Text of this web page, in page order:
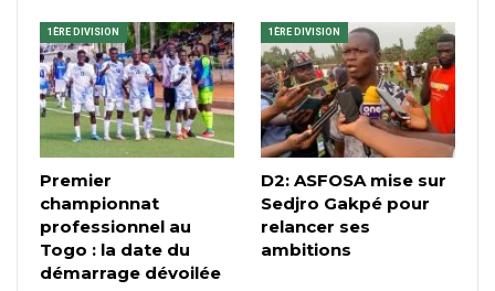
1ÈRE DIVISION
Premier
championnat
professionnel au
Togo : la date du
démarrage dévoilée
1ÈRE DIVISION
D2: ASFOSA mise sur
Sedjro Gakpé pour
relancer ses
ambitions